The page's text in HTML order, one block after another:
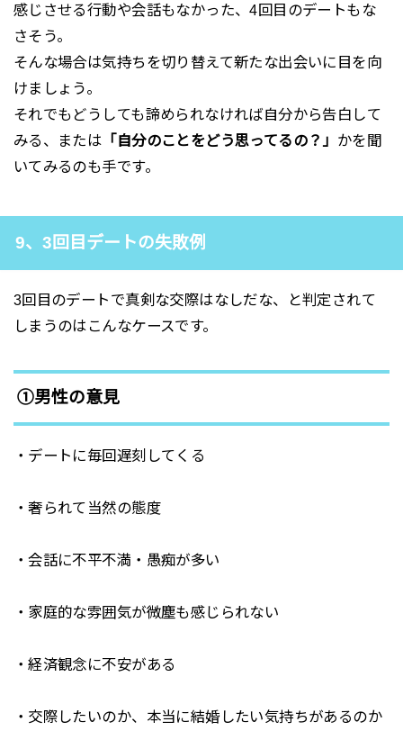
感じさせる行動や会話もなかった、4回目のデートもな
さそう。
そんな場合は気持ちを切り替えて新たな出会いに目を向
けましょう。
それでもどうしても諦められなければ自分から告白して
みる、または 「自分のことをどう思ってるの？」 かを聞
いてみるのも手です。
9、3回目デートの失敗例
3回目のデートで真剣な交際はなしだな、と判定されて
しまうのはこんなケースです。
①男性の意見
・デートに毎回遅刻してくる
・奢られて当然の態度
・会話に不平不満・愚痴が多い
・家庭的な雰囲気が微塵も感じられない
・経済観念に不安がある
・交際したいのか、本当に結婚したい気持ちがあるのか